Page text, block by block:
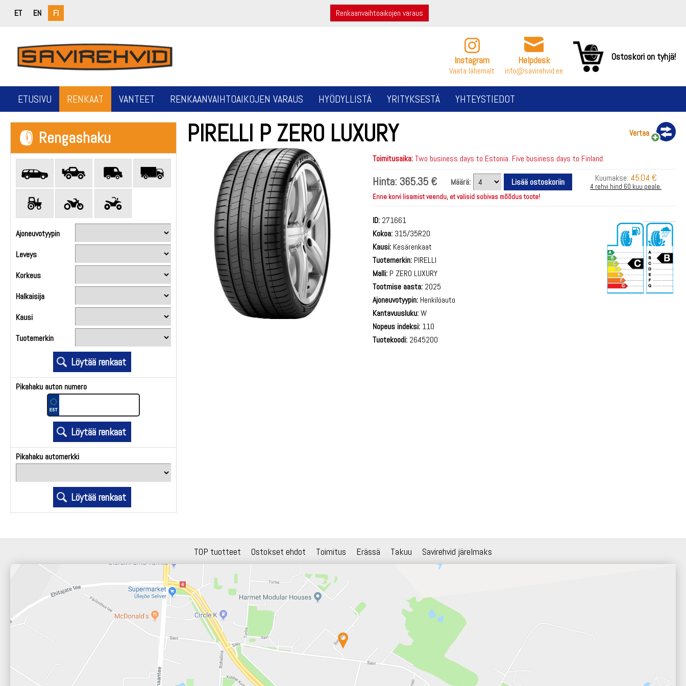
ET EN FI Renkaanvaihtoaikojen varaus
Instagram
Vaata lähemalt
Helpdesk
info@savirehvid.ee
Ostoskori on tyhjä!
ETUSIVU RENKAAT VANTEET RENKAANVAIHTOAIKOJEN VARAUS HYÖDYLLISTÄ YRITYKSESTÄ YHTEYSTIEDOT
Rengashaku
Ajoneuvotyypin
Leveys
Korkeus
Halkaisija
Kausi
Tuotemerkin
Pikahaku auton numero
Pikahaku automerkki
PIRELLI P ZERO LUXURY Vertaa
Toimitusaika:Two business days to Estonia. Five business days to Finland.
Hinta: 365.35 € Määrä: Kuumakse: 45.04 €
4 rehvi hind 60 kuu peale.
Enne korvi lisamist veendu, et valisid sobivas mõõdus toote!
ID: 271661
Kokoa: 315/35R20
Kausi: Kesärenkaat
Tuotemerkin: PIRELLI
Malli: P ZERO LUXURY
Tootmise aasta: 2025
Ajoneuvotyypin: Henkilöauto
Kantavuusluku:W
Nopeus indeksi: 110
Tuotekoodi: 2645200
TOP tuotteet Ostokset ehdot Toimitus Erässä Takuu Savirehvid järelmaks